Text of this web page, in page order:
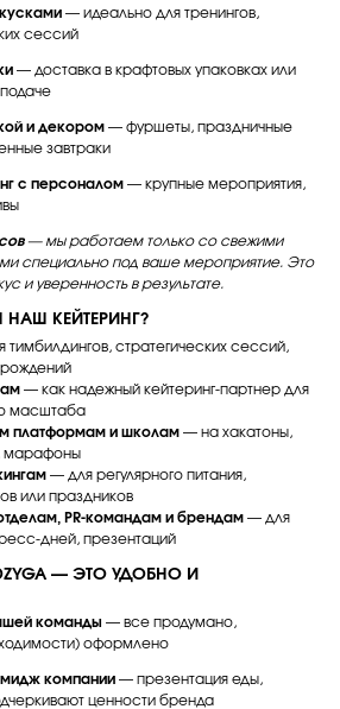
— идеально для тренингов,
сессий
— доставка в крафтовых упаковках или
и декором — фуршеты, праздничные
завтраки
с персоналом — крупные мероприятия,
— мы работаем только со свежими
специально под ваше мероприятие. Это
и уверенность в результате.
НАШ КЕЙТЕРИНГ?
стратегических сессий,
— как надежный кейтеринг-партнер для
масштаба
платформам и школам— на хакатоны,
марафоны
— для регулярного питания,
или праздников
PR-командам и брендам— для
дней, презентаций
— ЭТО УДОБНО И
команды — все продумано,
оформлено
компании — презентация еды,
ценности бренда